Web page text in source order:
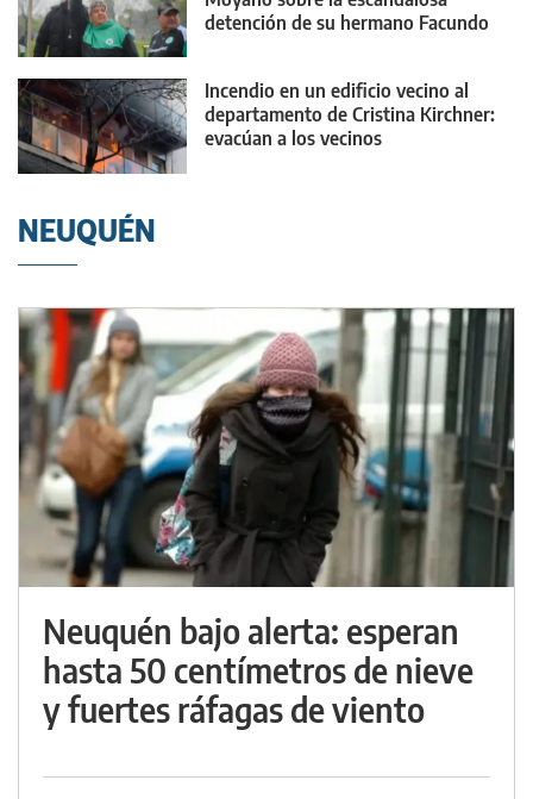
detención de su hermano Facundo
Incendio en un edificio vecino al
departamento de Cristina Kirchner:
evacúan a los vecinos
NEUQUÉN
Neuquén bajo alerta: esperan
hasta 50 centímetros de nieve
y fuertes ráfagas de viento